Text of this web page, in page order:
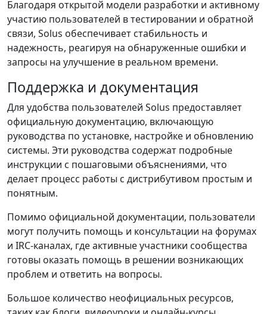
Благодаря открытой модели разработки и активному
участию пользователей в тестировании и обратной
связи, Solus обеспечивает стабильность и
надежность, реагируя на обнаруженные ошибки и
запросы на улучшение в реальном времени.
Поддержка и документация
Для удобства пользователей Solus предоставляет
официальную документацию, включающую
руководства по установке, настройке и обновлению
системы. Эти руководства содержат подробные
инструкции с пошаговыми объяснениями, что
делает процесс работы с дистрибутивом простым и
понятным.
Помимо официальной документации, пользователи
могут получить помощь и консультации на форумах
и IRC-каналах, где активные участники сообщества
готовы оказать помощь в решении возникающих
проблем и ответить на вопросы.
Большое количество неофициальных ресурсов,